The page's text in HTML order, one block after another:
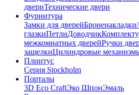
двериТехнические двери
Фурнитура
Замки для дверей
глазкиПетлиДоводчик
межкомнатных дверейРучки
защелкиЦилиндровые
Плинтус
Серия Stockholm
Порталы
3D Eco CraftЭко ШпонЭмаль